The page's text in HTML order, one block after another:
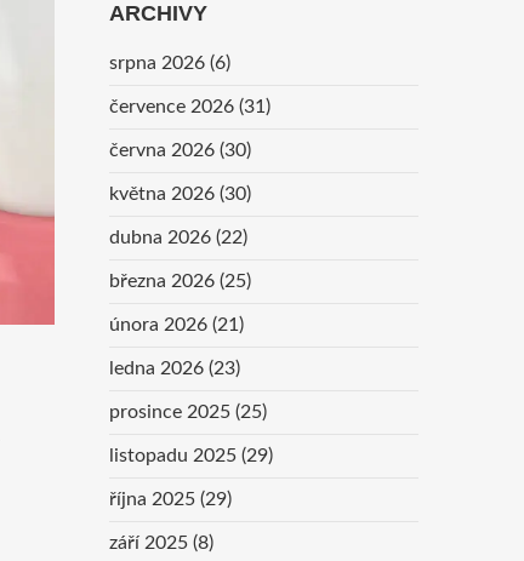
ARCHIVY
srpna 2026 (6)
července 2026 (31)
června 2026 (30)
května 2026 (30)
dubna 2026 (22)
března 2026 (25)
února 2026 (21)
ledna 2026 (23)
prosince 2025 (25)
listopadu 2025 (29)
října 2025 (29)
září 2025 (8)